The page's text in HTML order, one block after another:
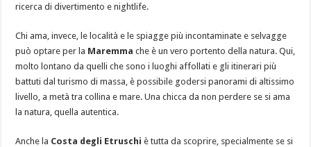
ricerca di divertimento e nightlife.
Chi ama, invece, le località e le spiagge più incontaminate e selvagge
può optare per la Maremma che è un vero portento della natura. Qui,
molto lontano da quelli che sono i luoghi affollati e gli itinerari più
battuti dal turismo di massa, è possibile godersi panorami di altissimo
livello, a metà tra collina e mare. Una chicca da non perdere se si ama
la natura, quella autentica.
Anche la Costa degli Etruschi è tutta da scoprire, specialmente se si